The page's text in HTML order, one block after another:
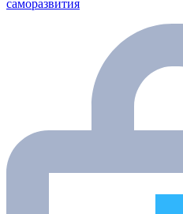
саморазвития